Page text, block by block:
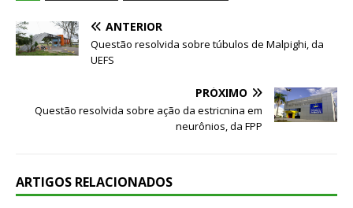
ANTERIOR
Questão resolvida sobre túbulos de Malpighi, da
UEFS
PRÓXIMO
Questão resolvida sobre ação da estricnina em
neurônios, da FPP
ARTIGOS RELACIONADOS